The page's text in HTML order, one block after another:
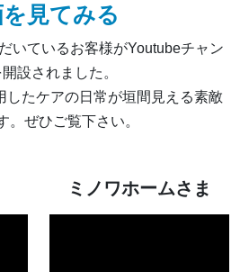
見てみる
いているお客様がYoutubeチャン
設されました。
したケアの日常が垣間見える素敵
。ぜひご覧下さい。
ミノワホームさま